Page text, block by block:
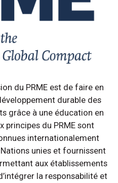
du PRME est de faire en
durable des
grâce à une éducation en
principes du PRME sont
internationalement
unies et fournissent
aux établissements
la responsabilité et